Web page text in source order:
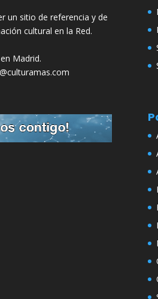
un sitio de referencia y de
cultural en la Red.
Madrid.